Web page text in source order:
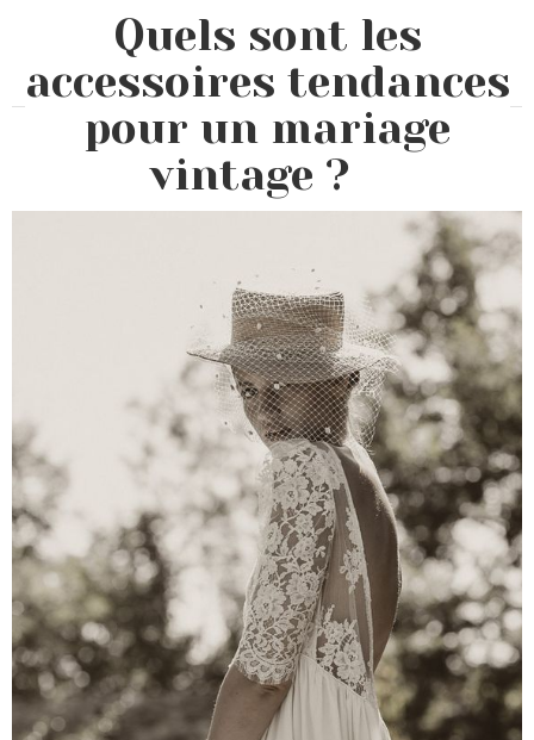
Quels sont les
accessoires tendances
pour un mariage
vintage ?